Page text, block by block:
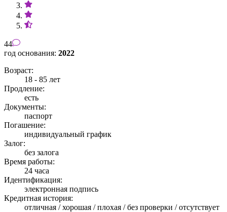
44
год основания: 2022
Возраст:
18 - 85 лет
Продление:
есть
Документы:
паспорт
Погашение:
индивидуальный график
Залог:
без залога
Время работы:
24 часа
Идентификация:
электронная подпись
Кредитная история:
отличная / хорошая / плохая / без проверки / отсутствует